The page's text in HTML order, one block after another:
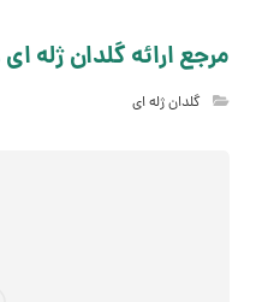
مرجع ارائه گلدان ژله
گلدان ژله ای